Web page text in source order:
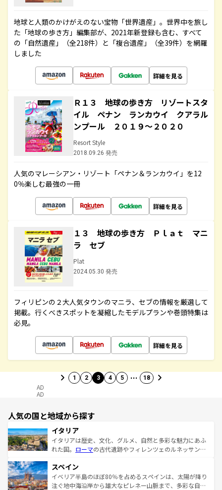
地球と人類のかけがえのない宝物「世界遺産」。世界中を旅し
た「地球の歩き方」編集部が、2021年新登録も含む、すべて
の「自然遺産」（全218件）と「複合遺産」（全39件）を網羅
しました
詳細を見る
Ｒ１３ 地球の歩き方 リゾートスタ
イル ペナン ランカウイ クアラル
ンプール ２０１９～２０２０
Resort Style
2018.09.26 発売
人気のマレーシアン・リゾート「ペナン＆ランカウイ」を12
0％楽しむ最強の一冊
詳細を見る
１３ 地球の歩き方 Ｐｌａｔ マニ
ラ セブ
Plat
2024.05.30 発売
フィリピンの２大人気タウンのマニラ、セブの情報を厳選して
掲載。行くべきスポットを凝縮したモデルプランや巻頭特集は
必見。
詳細を見る
1 2 3 4 5 … 18
AD
AD
人気の国と地域から探す
イタリア
イタリアは歴史、文化、グルメ、自然と多彩な魅力にあふ
れた国。 ローマの古代遺跡やフィレンツェのルネッサンス
ろん、トスカーナの美しい田園風景やアマルフィ海岸の絶
景など、自然景観も見逃せない。観光の合間には、本場の
ピザやパスタなど、絶品のイタリア料理を堪能することも
スペイン
イベリア半島のほぼ80％を占めるスペインは、太陽が降り
注ぐ地中海沿岸から雄大なピレネー山脈まで、多彩な自然